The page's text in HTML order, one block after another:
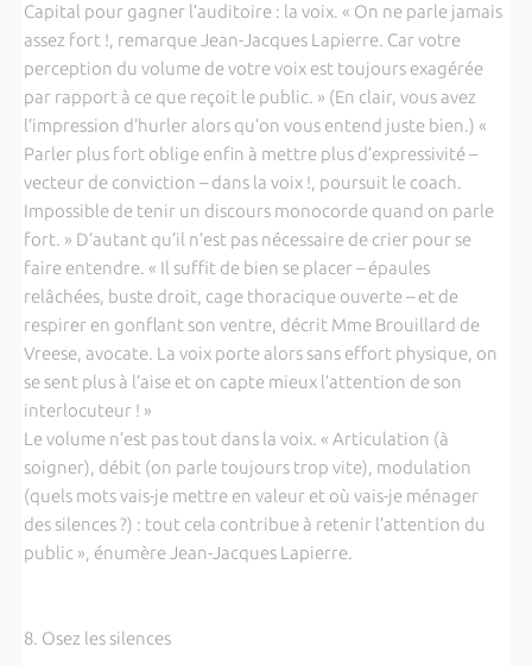
Capital pour gagner l’auditoire : la voix. « On ne parle jamais
assez fort !, remarque Jean-Jacques Lapierre. Car votre
perception du volume de votre voix est toujours exagérée
par rapport à ce que reçoit le public. » (En clair, vous avez
l’impression d’hurler alors qu’on vous entend juste bien.) «
Parler plus fort oblige enfin à mettre plus d’expressivité –
vecteur de conviction – dans la voix !, poursuit le coach.
Impossible de tenir un discours monocorde quand on parle
fort. » D’autant qu’il n’est pas nécessaire de crier pour se
faire entendre. « Il suffit de bien se placer – épaules
relâchées, buste droit, cage thoracique ouverte – et de
respirer en gonflant son ventre, décrit Mme Brouillard de
Vreese, avocate. La voix porte alors sans effort physique, on
se sent plus à l’aise et on capte mieux l’attention de son
interlocuteur ! »
Le volume n’est pas tout dans la voix. « Articulation (à
soigner), débit (on parle toujours trop vite), modulation
(quels mots vais-je mettre en valeur et où vais-je ménager
des silences ?) : tout cela contribue à retenir l’attention du
public », énumère Jean-Jacques Lapierre.
8. Osez les silences